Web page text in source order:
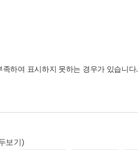
하여 표시하지 못하는 경우가 있습니다.
보기)